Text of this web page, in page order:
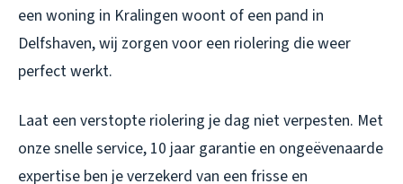
een woning in Kralingen woont of een pand in
Delfshaven, wij zorgen voor een riolering die weer
perfect werkt.
Laat een verstopte riolering je dag niet verpesten. Met
onze snelle service, 10 jaar garantie en ongeëvenaarde
expertise ben je verzekerd van een frisse en